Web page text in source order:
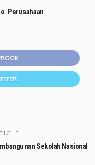
Perusahaan
Sekolah Nasional